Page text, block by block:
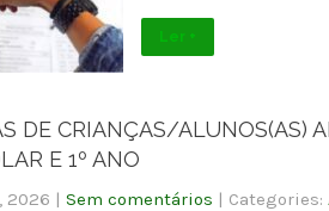
Ler +
DE CRIANÇAS/ALUNOS(AS)
E 1º ANO
2026 | Sem comentários | Categories: